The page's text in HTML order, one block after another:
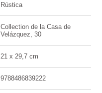
Rústica
Collection de la Casa de
Velázquez, 30
21 x 29,7 cm
9788486839222